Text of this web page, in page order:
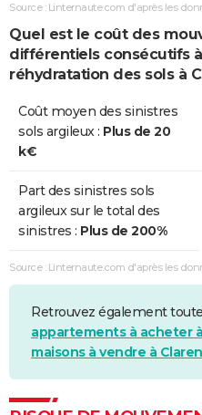
01/01/2018
Sécheresse 01/07/2017
Sécheresse 01/01/2012
Sécheresse 01/07/2005
Sécheresse 01/01/1991
Source : Linternaute.com d'après les
Quel est le coût des
différentiels consécutifs
réhydratation des sols à
Coût moyen des sinistres
sols argileux : Plus de 20
k€
Part des sinistres sols
argileux sur le total des
sinistres : Plus de 200%
Source : Linternaute.com d'après les
Retrouvez également
appartements à acheter
maisons à vendre à